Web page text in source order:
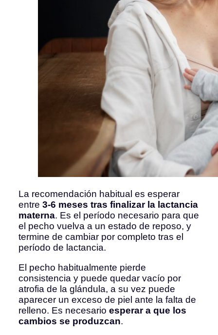
La recomendación habitual es esperar
entre 3-6 meses tras finalizar la lactancia
materna. Es el período necesario para que
el pecho vuelva a un estado de reposo, y
termine de cambiar por completo tras el
período de lactancia.
El pecho habitualmente pierde
consistencia y puede quedar vacío por
atrofia de la glándula, a su vez puede
aparecer un exceso de piel ante la falta de
relleno. Es necesario esperar a que los
cambios se produzcan.